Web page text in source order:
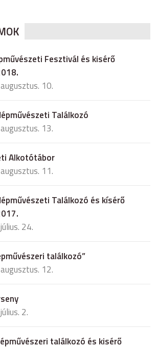
Fesztivál és kisérő
10.
Találkozó
13.
Alkotótábor
11.
Találkozó és kísérő
24.
találkozó”
12.
2.
találkozó és kisérő